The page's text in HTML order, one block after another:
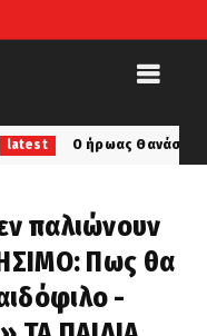
Μπεσλεμές... έπεσε
παλιώνουν
Πως θα
-